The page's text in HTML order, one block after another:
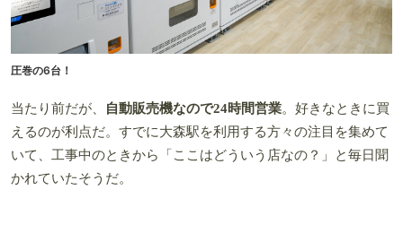
圧巻の6台！
当たり前だが、 自動販売機なので24時間営業。好きなときに買
えるのが利点だ。すでに大森駅を利用する方々の注目を集めて
いて、工事中のときから「ここはどういう店なの？」と毎日聞
かれていたそうだ。